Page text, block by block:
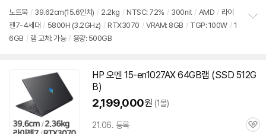
노트북 / 39.62cm(15.6인치) / 2.2kg / NTSC: 72% / 300nit / AMD / 라이
젠7-4세대 / 5800H (3.2GHz) / RTX3070 / VRAM: 8GB / TGP: 100W / 1
6GB / 램 교체: 가능 / 용량: 500GB
기
HP 오멘 15-en1027AX 64GB램 (SSD 512G
B)
2,199,000원 (1몰)
21.06. 등록
관